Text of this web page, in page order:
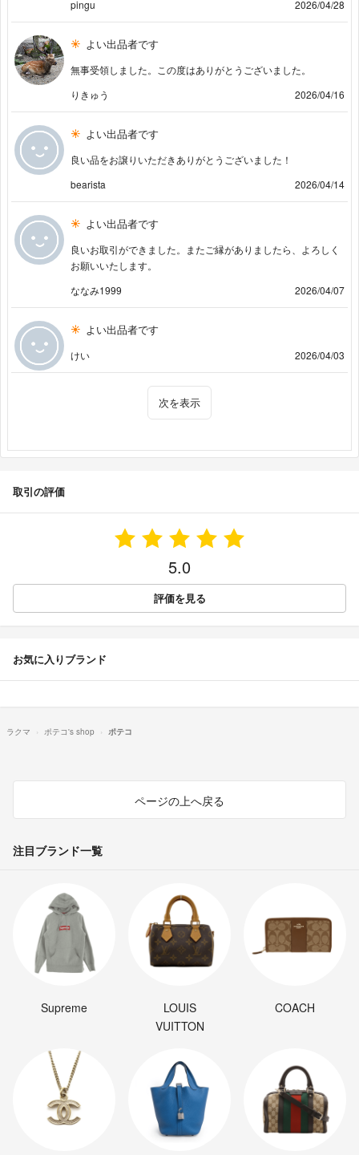
pingu 2026/04/28
よい出品者です
無事受領しました。この度はありがとうございました。
りきゅう
2026/04/16
よい出品者です
良い品をお譲りいただきありがとうございました！
bearista
2026/04/14
よい出品者です
良いお取引ができました。またご縁がありましたら、よろしく
お願いいたします。
ななみ1999
2026/04/07
よい出品者です
けい 2026/04/03
次を表示
取引の評価
5.0
評価を見る
お気に入りブランド
ラクマ ポテコ's shop ポテコ
ページの上へ戻る
注目ブランド一覧
Supreme
LOUIS
VUITTON
COACH